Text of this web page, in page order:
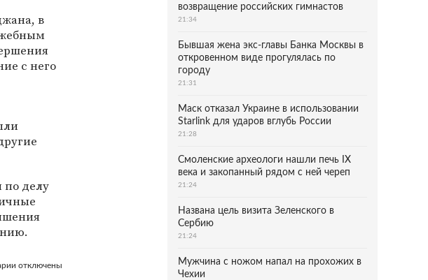
в
с него
по делу
отключены
возвращение российских гимнастов
21:34
Бывшая жена экс-главы Банка Москвы в
откровенном виде прогулялась по
городу
21:31
Маск отказал Украине в использовании
Starlink для ударов вглубь России
21:28
Смоленские археологи нашли печь IX
века и закопанный рядом с ней череп
21:24
Названа цель визита Зеленского в
Сербию
21:24
Мужчина с ножом напал на прохожих в
Чехии